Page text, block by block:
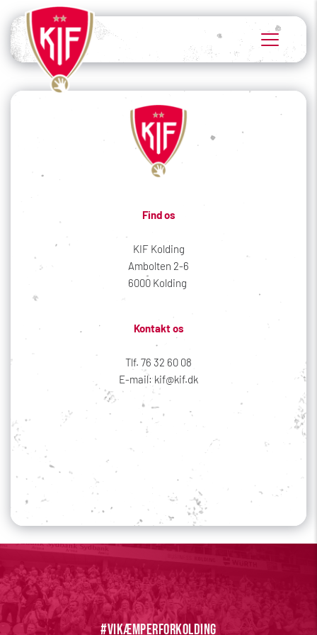
Find os
KIF Kolding
Ambolten 2-6
6000 Kolding
Kontakt os
Tlf. 76 32 60 08
E-mail: kif@kif.dk
Sociale medier
Din profil
#vikæmperforkolding